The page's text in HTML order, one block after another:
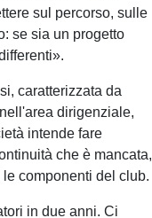
sul percorso, sulle
se sia un progetto
caratterizzata da
dirigenziale,
intende fare
che è mancata,
componenti del club.
in due anni. Ci